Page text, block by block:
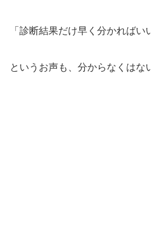
「診断結果だけ早く分かればい
というお声も、分からなくはな